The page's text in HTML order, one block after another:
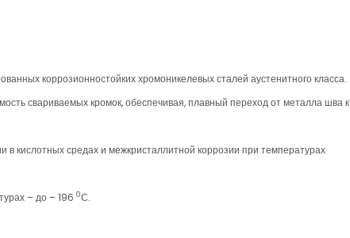
коррозионностойких хромоникелевых сталей аустенитного класса.
свариваемых кромок, обеспечивая, плавный переход от металла шва к
кислотных средах и межкристаллитной коррозии при температурах
– до – 196 0С.